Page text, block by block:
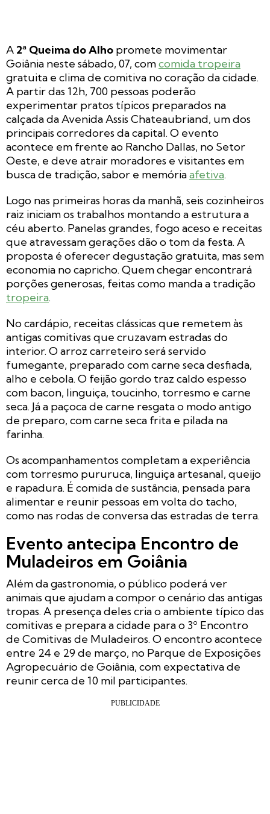
A 2ª Queima do Alho promete movimentar
Goiânia neste sábado, 07, comcomida tropeira
gratuita e clima de comitiva no coração da cidade.
A partir das 12h, 700 pessoas poderão
experimentar pratos típicos preparados na
calçada da Avenida Assis Chateaubriand, um dos
principais corredores da capital. O evento
acontece em frente ao Rancho Dallas, no Setor
Oeste, e deve atrair moradores e visitantes em
busca de tradição, sabor e memóriaafetiva.
Logo nas primeiras horas da manhã, seis cozinheiros
raiz iniciam os trabalhos montando a estrutura a
céu aberto. Panelas grandes, fogo aceso e receitas
que atravessam gerações dão o tom da festa. A
proposta é oferecer degustação gratuita, mas sem
economia no capricho. Quem chegar encontrará
porções generosas, feitas como manda a tradição
tropeira.
No cardápio, receitas clássicas que remetem às
antigas comitivas que cruzavam estradas do
interior. O arroz carreteiro será servido
fumegante, preparado com carne seca desfiada,
alho e cebola. O feijão gordo traz caldo espesso
com bacon, linguiça, toucinho, torresmo e carne
seca. Já a paçoca de carne resgata o modo antigo
de preparo, com carne seca frita e pilada na
farinha.
Os acompanhamentos completam a experiência
com torresmo pururuca, linguiça artesanal, queijo
e rapadura. É comida de sustância, pensada para
alimentar e reunir pessoas em volta do tacho,
como nas rodas de conversa das estradas de terra.
Evento antecipa Encontro de
Muladeiros em Goiânia
Além da gastronomia, o público poderá ver
animais que ajudam a compor o cenário das antigas
tropas. A presença deles cria o ambiente típico das
comitivas e prepara a cidade para o 3º Encontro
de Comitivas de Muladeiros. O encontro acontece
entre 24 e 29 de março, no Parque de Exposições
Agropecuário de Goiânia, com expectativa de
reunir cerca de 10 mil participantes.